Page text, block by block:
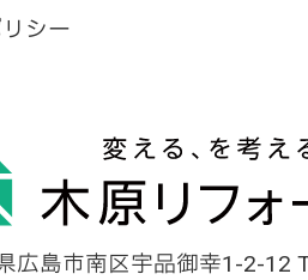
シー
広島市南区宇品御幸1-2-12